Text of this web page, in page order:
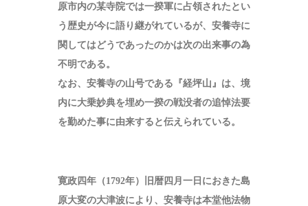
原市内の某寺院では一揆軍に占領されたとい
う歴史が今に語り継がれているが、安養寺に
関してはどうであったのかは次の出来事の為
不明である。
なお、安養寺の山号である『経坪山』は、境
内に大乗妙典を埋め一揆の戦没者の追悼法要
を勤めた事に由来すると伝えられている。
寛政四年（1792年）旧暦四月一日におきた島
原大変の大津波により、安養寺は本堂他法物